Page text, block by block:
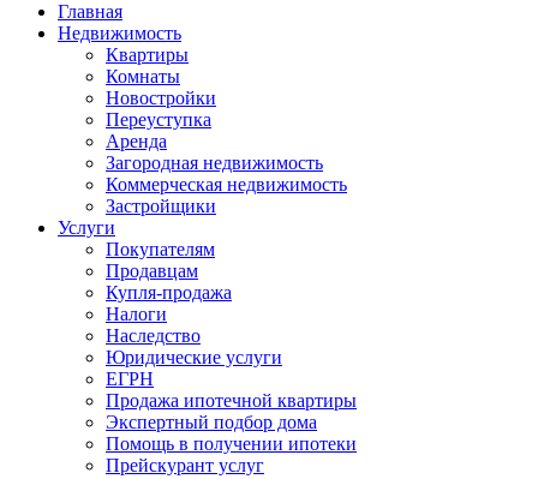
Главная
Недвижимость
Квартиры
Комнаты
Новостройки
Переуступка
Аренда
Загородная недвижимость
Коммерческая недвижимость
Застройщики
Услуги
Покупателям
Продавцам
Купля-продажа
Налоги
Наследство
Юридические услуги
ЕГРН
Продажа ипотечной квартиры
Экспертный подбор дома
Помощь в получении ипотеки
Прейскурант услуг